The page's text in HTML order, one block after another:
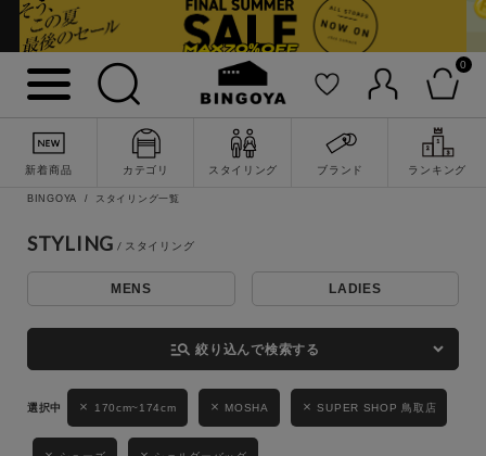
0
新着商品 カテゴリ スタイリング ブランド ランキング
詳細検索
キーワード
性別
MENS LADIES KIDS
BINGOYA スタイリング一覧
STYLING
MENS LADIES
manage_search 絞り込んで検索する
170cm~174cm MOSHA SUPER SHOP 鳥取店